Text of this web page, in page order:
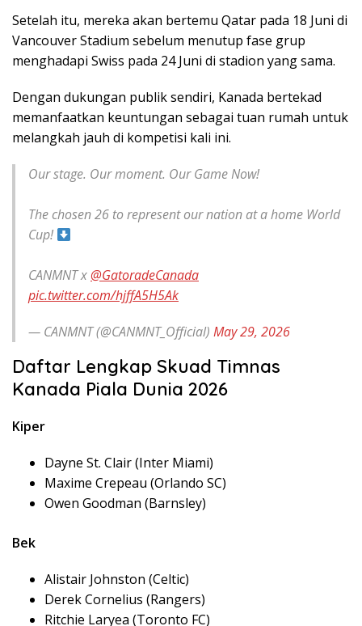
Setelah itu, mereka akan bertemu Qatar pada 18 Juni di
Vancouver Stadium sebelum menutup fase grup
menghadapi Swiss pada 24 Juni di stadion yang sama.
Dengan dukungan publik sendiri, Kanada bertekad
memanfaatkan keuntungan sebagai tuan rumah untuk
melangkah jauh di kompetisi kali ini.
Our stage. Our moment. Our Game Now!
The chosen 26 to represent our nation at a home World
Cup!
CANMNT x@GatoradeCanada
pic.twitter.com/hjffA5H5Ak
— CANMNT (@CANMNT_Official) May 29, 2026
Daftar Lengkap Skuad Timnas
Kanada Piala Dunia 2026
Kiper
Dayne St. Clair (Inter Miami)
Maxime Crepeau (Orlando SC)
Owen Goodman (Barnsley)
Bek
Alistair Johnston (Celtic)
Derek Cornelius (Rangers)
Ritchie Laryea (Toronto FC)